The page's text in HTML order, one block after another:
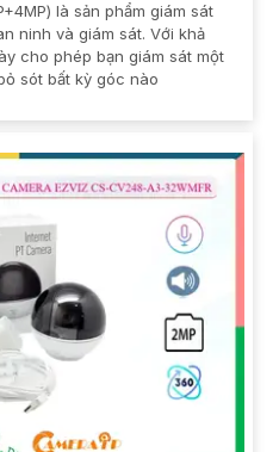
là sản phẩm giám sát
ninh và giám sát. Với khả
cho phép bạn giám sát một
sót bất kỳ góc nào